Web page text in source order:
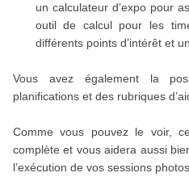
un calculateur d’expo pour
outil de calcul pour les
différents points d’intérêt et
Vous avez également la
planifications et des rubriques
Comme vous pouvez le voir,
complète et vous aidera aussi
l’exécution de vos sessions photos.